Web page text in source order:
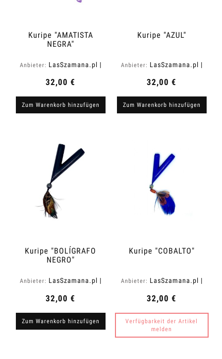
Kuripe "AMATISTA
NEGRA"
Anbieter: LasSzamana.pl |
32,00 €
Zum Warenkorb hinzufügen
Kuripe "AZUL"
Anbieter: LasSzamana.pl |
32,00 €
Zum Warenkorb hinzufügen
Kuripe "BOLÍGRAFO
NEGRO"
Anbieter: LasSzamana.pl |
32,00 €
Zum Warenkorb hinzufügen
Kuripe "COBALTO"
Anbieter: LasSzamana.pl |
32,00 €
Verfügbarkeit der Artikel
melden